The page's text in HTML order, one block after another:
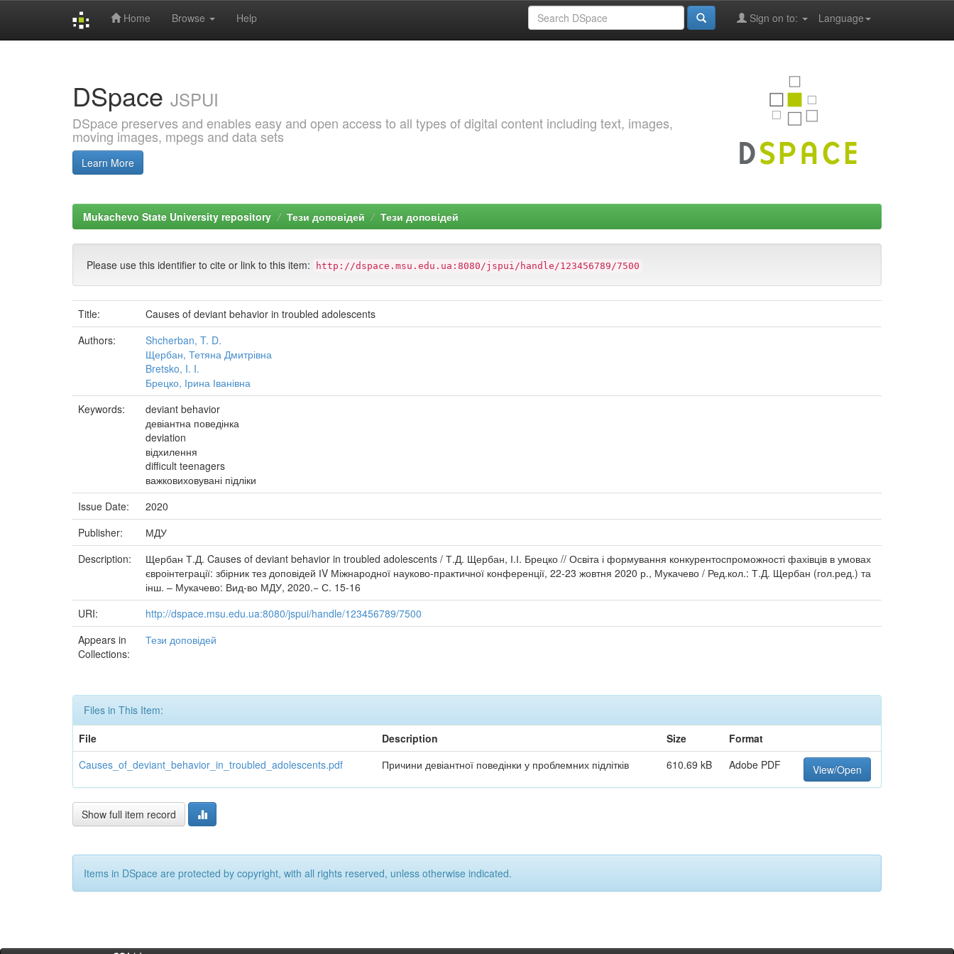
Home Browse Help Language
Sign on to:
DSpace JSPUI
DSpace preserves and enables easy and open access to all types of digital content including text, images,
moving images, mpegs and data sets
Learn More
Mukachevo State University repository Тези доповідей Тези доповідей
Please use this identifier to cite or link to this item: http://dspace.msu.edu.ua:8080/jspui/handle/123456789/7500
Title:
Causes of deviant behavior in troubled adolescents
Authors:
Shcherban, T. D.
Щербан, Тетяна Дмитрівна
Bretsko, I. I.
Брецко, Ірина Іванівна
Keywords:
deviant behavior
девіантна поведінка
deviation
відхилення
difficult teenagers
важковиховувані підліки
Issue Date:
2020
Publisher:
МДУ
Description:
Щербан Т.Д. Causes of deviant behavior in troubled adolescents / Т.Д. Щербан, І.І. Брецко // Освіта і формування конкурентоспроможності фахівців в умовах
євроінтеграції: збірник тез доповідей ІV Міжнародної науково-практичної конференції, 22-23 жовтня 2020 р., Мукачево / Ред.кол.: Т.Д. Щербан (гол.ред.) та
інш. – Мукачево: Вид-во МДУ, 2020.− С. 15-16
URI:
http://dspace.msu.edu.ua:8080/jspui/handle/123456789/7500
Appears in
Collections:
Тези доповідей
Files in This Item:
File
Description Size
Format
Causes_of_deviant_behavior_in_troubled_adolescents.pdf
Причини девіантної поведінки у проблемних підлітків 610.69 kB Adobe PDF View/Open
Show full item record
Items in DSpace are protected by copyright, with all rights reserved, unless otherwise indicated.